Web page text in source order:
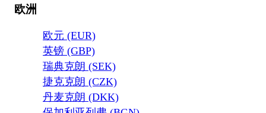
欧洲
欧元 (EUR)
英镑 (GBP)
瑞典克朗 (SEK)
捷克克朗 (CZK)
丹麦克朗 (DKK)